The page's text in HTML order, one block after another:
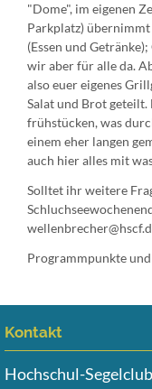
"Dome", im eigenen
Parkplatz)
(Essen und
wir aber für alle da.
also euer eigenes
Salat und Brot geteilt.
frühstücken, was
einem eher langen
auch hier alles mit
Solltet ihr weitere
Programmpunkte
Kontakt
Hochschul-